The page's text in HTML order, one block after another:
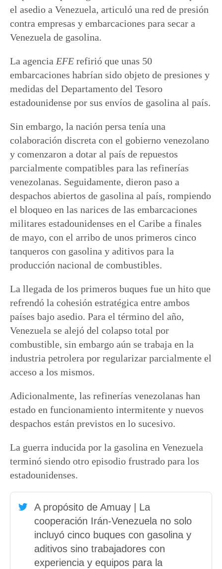
el asedio a Venezuela, articuló una red de presión
contra empresas y embarcaciones para secar a
Venezuela de gasolina.
La agencia EFE refirió que unas 50
embarcaciones habrían sido objeto de presiones y
medidas del Departamento del Tesoro
estadounidense por sus envíos de gasolina al país.
Sin embargo, la nación persa tenía una
colaboración discreta con el gobierno venezolano
y comenzaron a dotar al país de repuestos
parcialmente compatibles para las refinerías
venezolanas. Seguidamente, dieron paso a
despachos abiertos de gasolina al país, rompiendo
el bloqueo en las narices de las embarcaciones
militares estadounidenses en el Caribe a finales
de mayo, con el arribo de unos primeros cinco
tanqueros con gasolina y aditivos para la
producción nacional de combustibles.
La llegada de los primeros buques fue un hito que
refrendó la cohesión estratégica entre ambos
países bajo asedio. Para el término del año,
Venezuela se alejó del colapso total por
combustible, sin embargo aún se trabaja en la
industria petrolera por regularizar parcialmente el
acceso a los mismos.
Adicionalmente, las refinerías venezolanas han
estado en funcionamiento intermitente y nuevos
despachos están previstos en lo sucesivo.
La guerra inducida por la gasolina en Venezuela
terminó siendo otro episodio frustrado para los
estadounidenses.
A propósito de Amuay | La
cooperación Irán-Venezuela no solo
incluyó cinco buques con gasolina y
aditivos sino trabajadores con
experiencia y equipos para la